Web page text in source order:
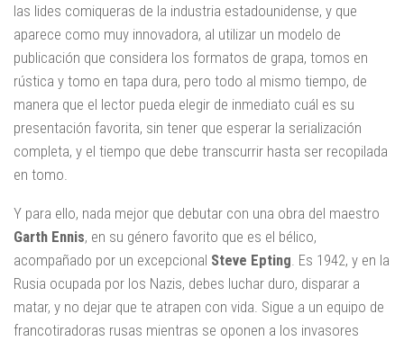
las lides comiqueras de la industria estadounidense, y que
aparece como muy innovadora, al utilizar un modelo de
publicación que considera los formatos de grapa, tomos en
rústica y tomo en tapa dura, pero todo al mismo tiempo, de
manera que el lector pueda elegir de inmediato cuál es su
presentación favorita, sin tener que esperar la serialización
completa, y el tiempo que debe transcurrir hasta ser recopilada
en tomo.
Y para ello, nada mejor que debutar con una obra del maestro
Garth Ennis, en su género favorito que es el bélico,
acompañado por un excepcional Steve Epting . Es 1942, y en la
Rusia ocupada por los Nazis, debes luchar duro, disparar a
matar, y no dejar que te atrapen con vida. Sigue a un equipo de
francotiradoras rusas mientras se oponen a los invasores